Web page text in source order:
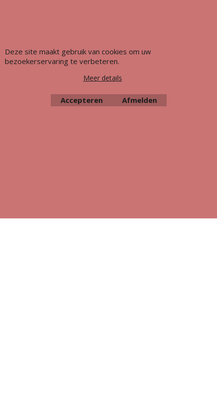
Deze site maakt gebruik van cookies om uw
bezoekerservaring te verbeteren.
Meer details
Accepteren Afmelden